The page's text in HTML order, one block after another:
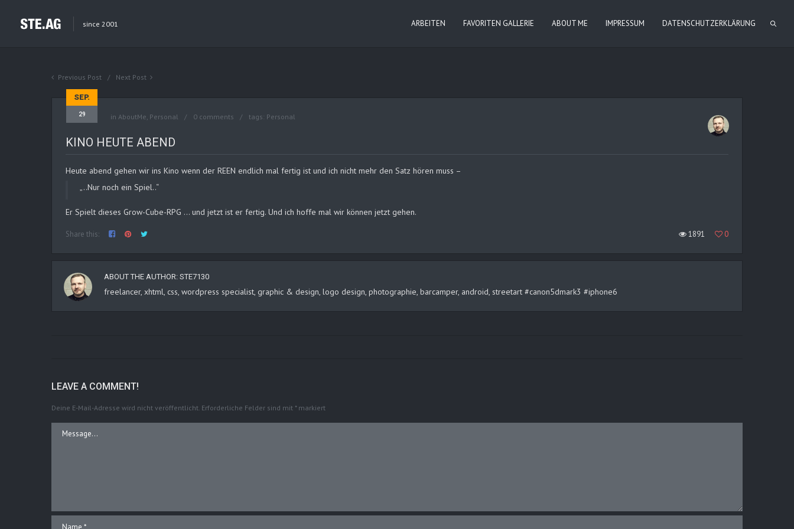
since 2001 ARBEITEN FAVORITEN GALLERIE ABOUT ME IMPRESSUM DATENSCHUTZERKLÄRUNG
Previous Post Next Post
SEP.
29 in AboutMe, Personal 0 comments tags: Personal
KINO HEUTE ABEND
Heute abend gehen wir ins Kino wenn der REEN endlich mal fertig ist und ich nicht mehr den Satz hören muss –
„..Nur noch ein Spiel..“
Er Spielt dieses Grow-Cube-RPG … und jetzt ist er fertig. Und ich hoffe mal wir können jetzt gehen.
Share this: 1891 0
ABOUT THE AUTHOR: STE7130
freelancer, xhtml, css, wordpress specialist, graphic & design, logo design, photographie, barcamper, android, streetart #canon5dmark3 #iphone6
LEAVE A COMMENT!
Deine E-Mail-Adresse wird nicht veröffentlicht. Erforderliche Felder sind mit *markiert